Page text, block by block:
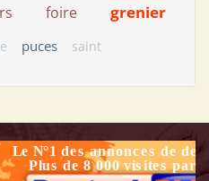
foire grenier
puces saint